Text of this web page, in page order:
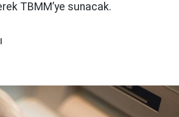
TBMM’ye sunacak.